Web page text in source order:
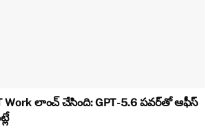
Work లాంచ్ చేసింది: GPT-5.6 పవర్‌తో ఆఫీస్